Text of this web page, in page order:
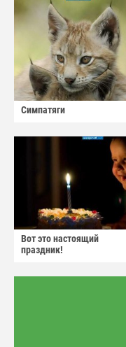
Симпатяги
Вот это настоящий
праздник!